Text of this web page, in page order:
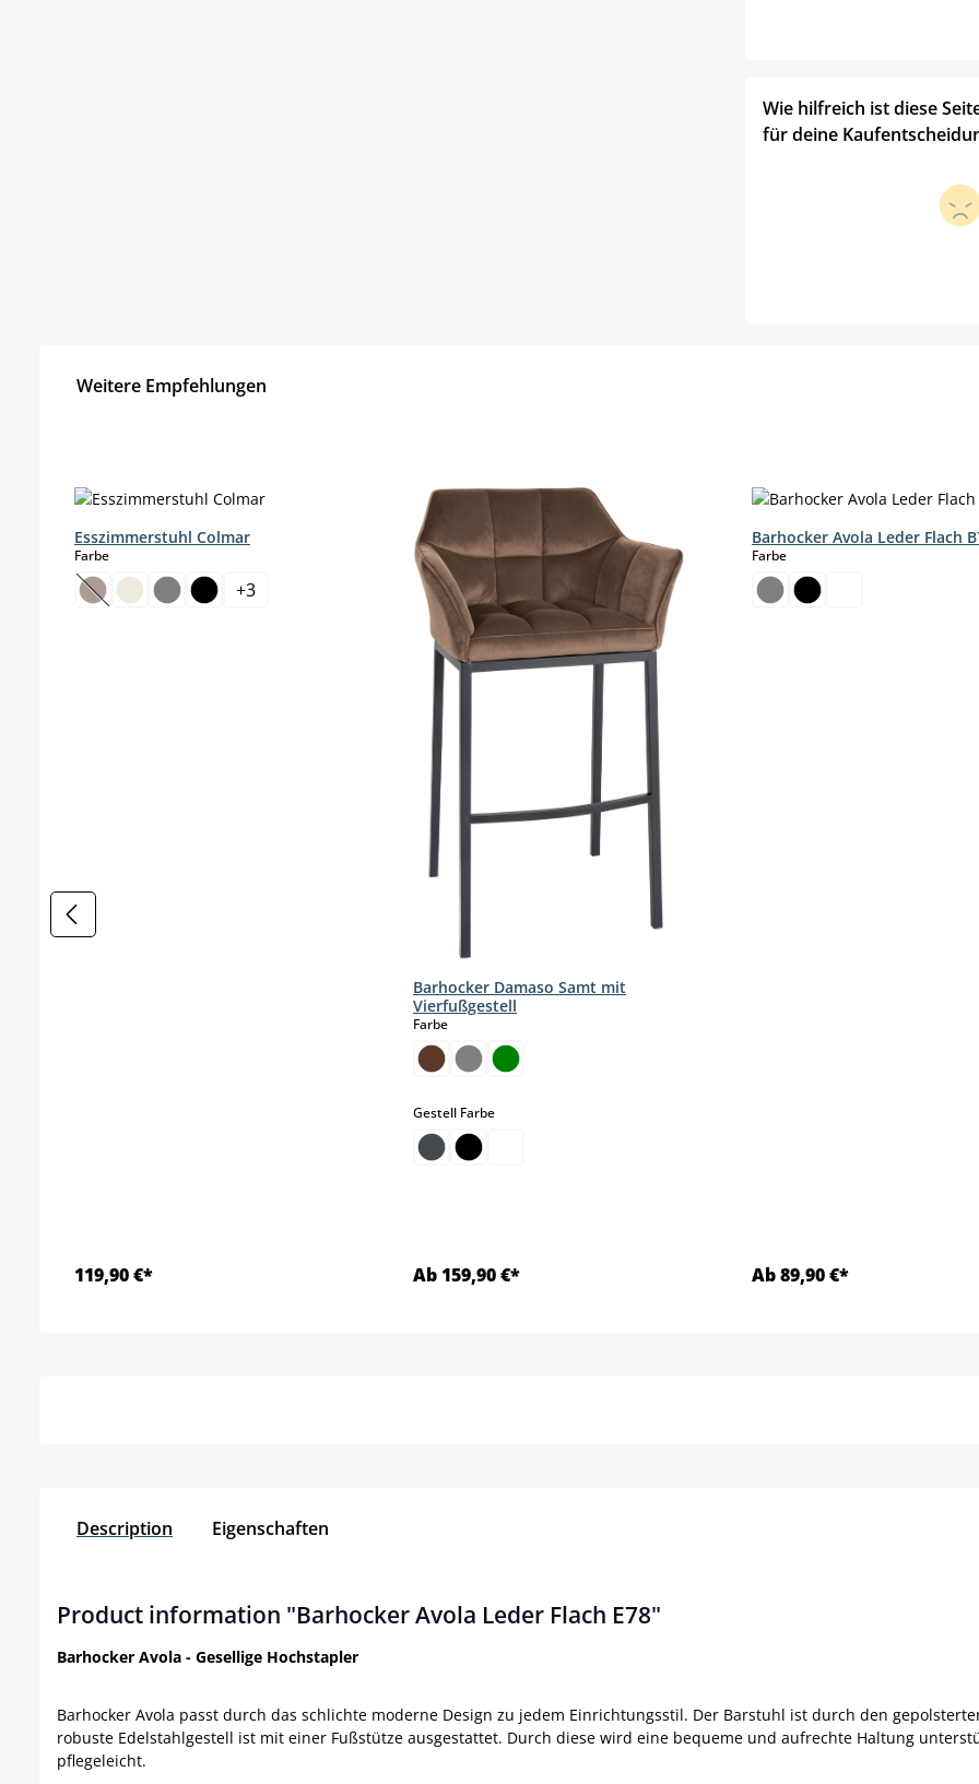
Wie hilfreich ist diese
für deine
Weitere Empfehlungen
Esszimmerstuhl Colmar
Farbeauswählen
(This option is currently unavailable.)
+3
119,90 €*
Barhocker Damaso Samt mit
Vierfußgestell
Farbeauswählen
Gestell Farbeauswählen
Ab 159,90 €*
Barhocker Avola Leder Flach
Farbeauswählen
Ab 89,90 €*
Description Eigenschaften
Product information "Barhocker Avola Leder Flach E78"
Barhocker Avola - Gesellige Hochstapler
Barhocker Avola passt durch das schlichte moderne Design zu jedem Einrichtungsstil. Der Barstuhl ist durch den
robuste Edelstahlgestell ist mit einer Fußstütze ausgestattet. Durch diese wird eine bequeme und aufrechte Haltung
pflegeleicht.